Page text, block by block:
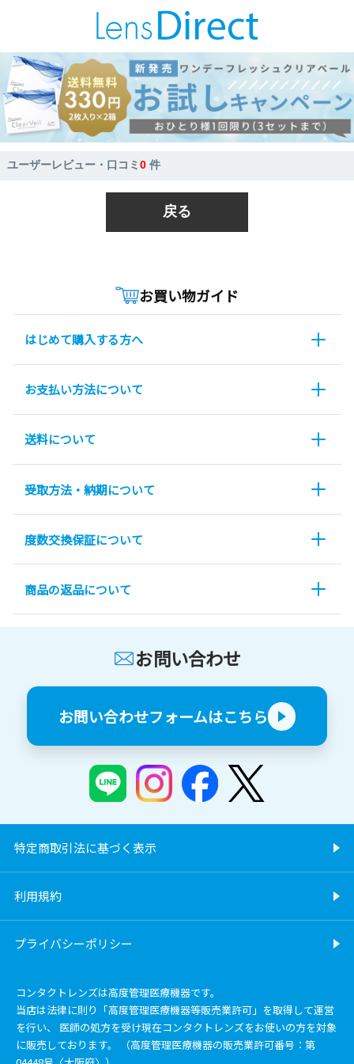
ユーザーレビュー・口コミ0 件
戻る
お買い物ガイド
はじめて購入する方へ
お支払い方法について
送料について
受取方法・納期について
度数交換保証について
商品の返品について
お問い合わせ
お問い合わせフォームはこちら
特定商取引法に基づく表示
利用規約
プライバシーポリシー
コンタクトレンズは高度管理医療機器です。
当店は法律に則り「高度管理医療機器等販売業許可」を取得して運営
を行い、 医師の処方を受け現在コンタクトレンズをお使いの方を対象
に販売しております。 （高度管理医療機器の販売業許可番号：第